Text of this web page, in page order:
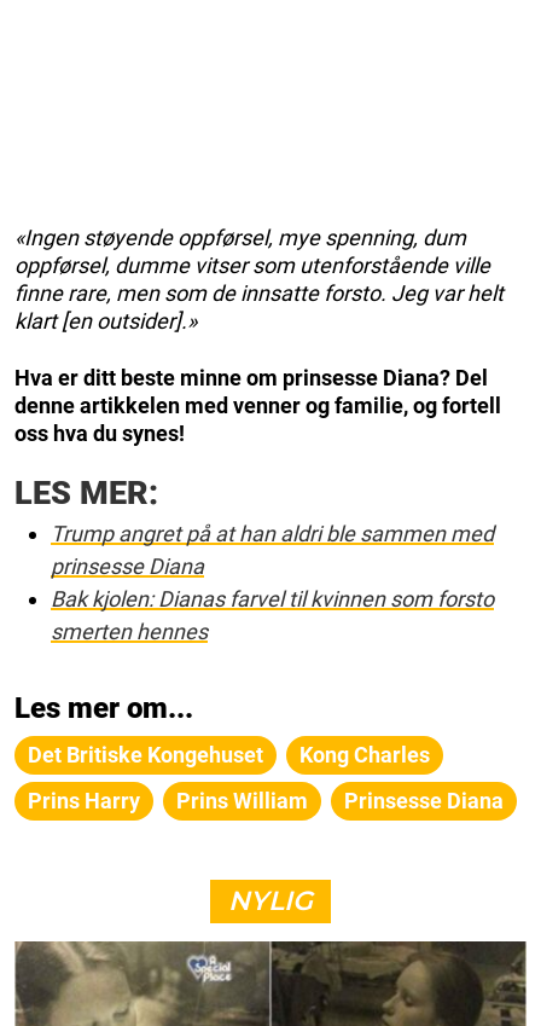
«Ingen støyende oppførsel, mye spenning, dum
oppførsel, dumme vitser som utenforstående ville
finne rare, men som de innsatte forsto. Jeg var helt
klart [en outsider].»
Hva er ditt beste minne om prinsesse Diana? Del
denne artikkelen med venner og familie, og fortell
oss hva du synes!
LES MER:
Trump angret på at han aldri ble sammen med
prinsesse Diana
Bak kjolen: Dianas farvel til kvinnen som forsto
smerten hennes
Les mer om...
Det Britiske Kongehuset
Kong Charles
Prins Harry
Prins William Prinsesse Diana
NYLIG